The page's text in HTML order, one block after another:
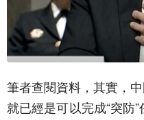
筆者查閱資料，其實，
就已經是可以完成“突防